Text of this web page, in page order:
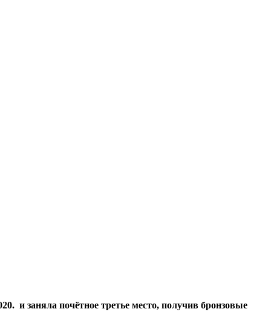
и заняла почётное третье место, получив бронзовые